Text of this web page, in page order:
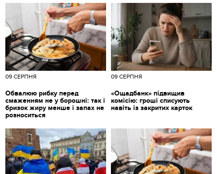
09 СЕРПНЯ
Обвалюю рибку перед
смаженням не у борошні: так і
бризок жиру менше і запах не
розноситься
09 СЕРПНЯ
«Ощадбанк» підвищив
комісію: гроші списують
навіть із закритих карток